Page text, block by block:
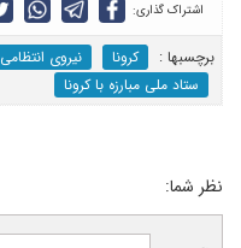
اشتراک گذاری:
برچسب‎ها : کرونا نیروی انتظامی
ستاد ملی مبارزه با کرونا
نظر شما: